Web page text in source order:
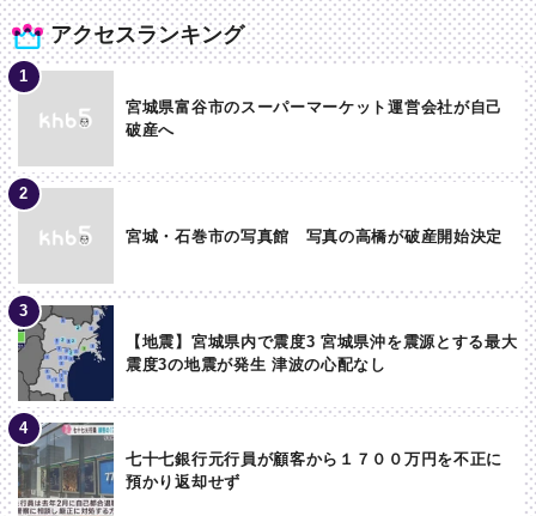
アクセスランキング
宮城県富谷市のスーパーマーケット運営会社が自己
破産へ
宮城・石巻市の写真館 写真の高橋が破産開始決定
【地震】宮城県内で震度3 宮城県沖を震源とする最大
震度3の地震が発生 津波の心配なし
七十七銀行元行員が顧客から１７００万円を不正に
預かり返却せず